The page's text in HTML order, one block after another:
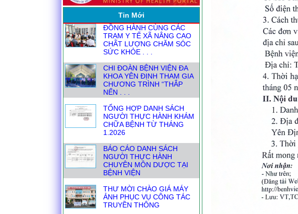
Tin Mới
CHẤT LƯỢNG CHĂM SÓC
SỨC KHỎE . . .
CHI ĐOÀN BỆNH VIỆN ĐA
KHOA YÊN ĐỊNH THAM GIA
CHƯƠNG TRÌNH “THẮP
NẾN . . .
TỔNG HỢP DANH SÁCH
NGƯỜI THỰC HÀNH KHÁM
CHỮA BỆNH TỪ THÁNG
1.2026
BÁO CÁO DANH SÁCH
NGƯỜI THỰC HÀNH
CHUYÊN MÔN DƯỢC TẠI
BỆNH VIỆN
THƯ MỜI CHÀO GIÁ MÁY
ẢNH PHỤC VỤ CÔNG TÁC
TRUYỀN THÔNG
CÙNG CHUYÊN GIA BỆNH
VIỆN BẠCH MAI NÂNG CAO
KỸ NĂNG GIAO TIẾP
TRONG . . .